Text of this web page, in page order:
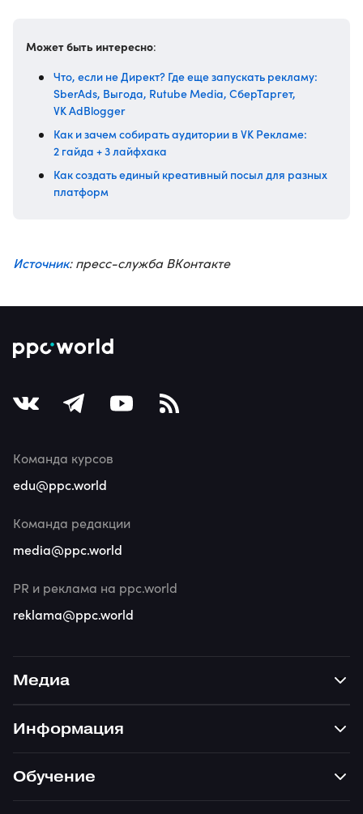
Может быть интересно:
Что, если не Директ? Где еще запускать рекламу:
SberAds, Выгода, Rutube Media, СберТаргет,
VK AdBlogger
Как и зачем собирать аудитории в VK Рекламе:
2 гайда + 3 лайфхака
Как создать единый креативный посыл для разных
платформ
Источник: пресс-служба ВКонтакте
Медиа
Информация
Обучение
Команда курсов
edu@ppc.world
Команда редакции
media@ppc.world
PR и реклама на ppc.world
reklama@ppc.world